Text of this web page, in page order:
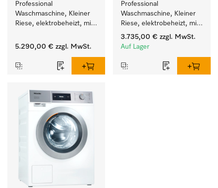
Professional
Waschmaschine, Kleiner
Riese, elektrobeheizt, mit
die Anforderungen im
Füllgewicht 8 kg.
5.290,00 € zzgl. MwSt.
Professional
Waschmaschine, Kleiner
Riese, elektrobeheizt, mit
Ablaufpumpe speziell für
die Anforderungen im
Füllgewicht 6 kg.
3.735,00 € zzgl. MwSt.
Auf Lager